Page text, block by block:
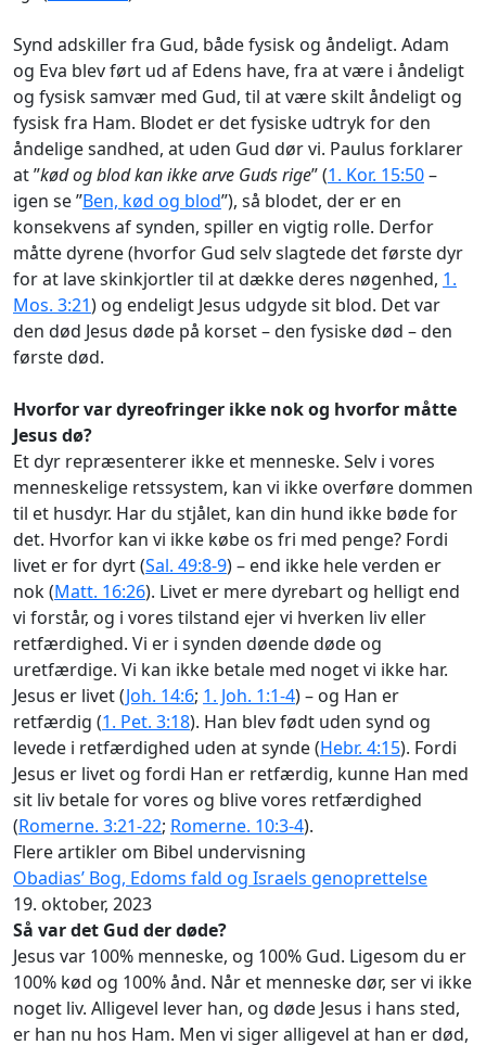
Synd adskiller fra Gud, både fysisk og åndeligt. Adam
og Eva blev ført ud af Edens have, fra at være i åndeligt
og fysisk samvær med Gud, til at være skilt åndeligt og
fysisk fra Ham. Blodet er det fysiske udtryk for den
åndelige sandhed, at uden Gud dør vi. Paulus forklarer
at ”kød og blod kan ikke arve Guds rige” (1. Kor. 15:50–
igen se ”Ben, kød og blod”), så blodet, der er en
konsekvens af synden, spiller en vigtig rolle. Derfor
måtte dyrene (hvorfor Gud selv slagtede det første dyr
for at lave skinkjortler til at dække deres nøgenhed, 1.
Mos. 3:21) og endeligt Jesus udgyde sit blod. Det var
den død Jesus døde på korset – den fysiske død – den
første død.
Hvorfor var dyreofringer ikke nok og hvorfor måtte
Jesus dø?
Et dyr repræsenterer ikke et menneske. Selv i vores
menneskelige retssystem, kan vi ikke overføre dommen
til et husdyr. Har du stjålet, kan din hund ikke bøde for
det. Hvorfor kan vi ikke købe os fri med penge? Fordi
livet er for dyrt (Sal. 49:8-9) – end ikke hele verden er
nok (Matt. 16:26). Livet er mere dyrebart og helligt end
vi forstår, og i vores tilstand ejer vi hverken liv eller
retfærdighed. Vi er i synden døende døde og
uretfærdige. Vi kan ikke betale med noget vi ikke har.
Jesus er livet (Joh. 14:6; 1. Joh. 1:1-4) – og Han er
retfærdig (1. Pet. 3:18). Han blev født uden synd og
levede i retfærdighed uden at synde (Hebr. 4:15). Fordi
Jesus er livet og fordi Han er retfærdig, kunne Han med
sit liv betale for vores og blive vores retfærdighed
(Romerne. 3:21-22; Romerne. 10:3-4).
Flere artikler om Bibel undervisning
Obadias’ Bog, Edoms fald og Israels genoprettelse
19. oktober, 2023
Så var det Gud der døde?
Jesus var 100% menneske, og 100% Gud. Ligesom du er
100% kød og 100% ånd. Når et menneske dør, ser vi ikke
noget liv. Alligevel lever han, og døde Jesus i hans sted,
er han nu hos Ham. Men vi siger alligevel at han er død,